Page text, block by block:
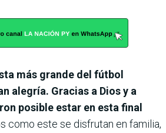
más grande del fútbol
alegría. Gracias a Dios y a
posible estar en esta final
como este se disfrutan en familia,